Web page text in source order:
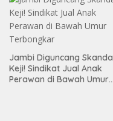
Jambi Diguncang Skandal
Keji! Sindikat Jual Anak
Perawan di Bawah Umur